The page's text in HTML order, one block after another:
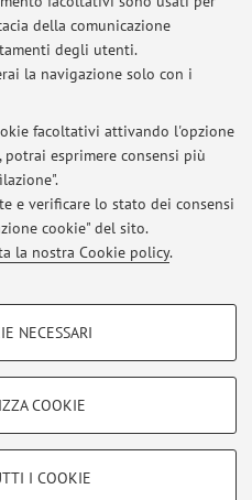
della comunicazione
degli utenti.
la navigazione solo con i
facoltativi attivando l'opzione
potrai esprimere consensi più
e verificare lo stato dei consensi
cookie" del sito.
la nostra Cookie policy.
NECESSARI
COOKIE
I COOKIE
e Neuromotorie
Vai alla mappa
avvisi
presenti avvisi.
i contenuti del sito.
- Partita IVA: 01131710376